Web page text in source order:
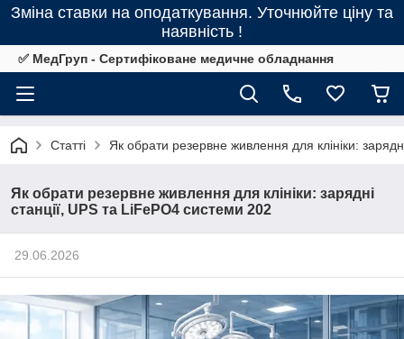
Зміна ставки на оподаткування. Уточнюйте ціну та
наявність !
✅ МедГруп - Сертифіковане медичне обладнання
Статті Як обрати резервне живлення для клініки:
Як обрати резервне живлення для клініки: зарядні
станції, UPS та LiFePO4 системи 202
29.06.2026